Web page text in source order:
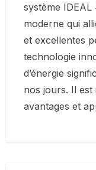
système
moderne qui
et excellentes
technologie
d’énergie
nos jours. Il est
avantages et